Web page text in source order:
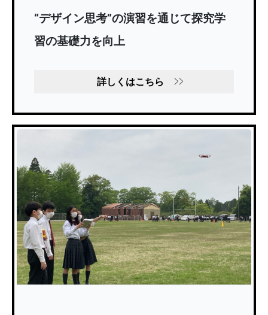
“デザイン思考”の演習を通じて探究学
習の基礎力を向上
詳しくはこちら